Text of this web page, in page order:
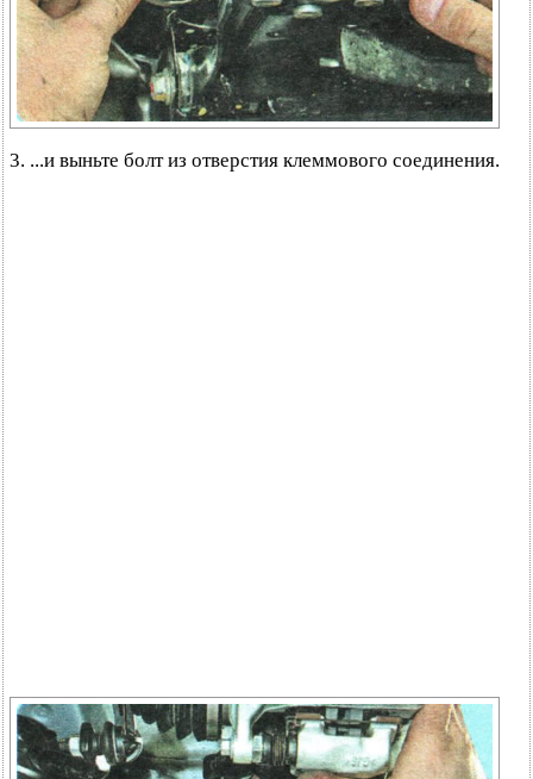
3. ...и выньте болт из отверстия клеммового соединения.